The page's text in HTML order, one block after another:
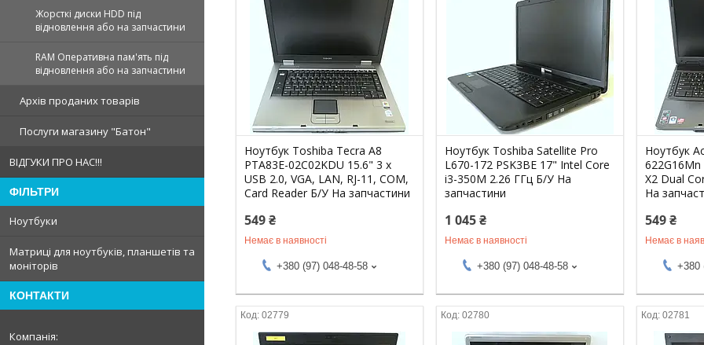
Жорсткі диски HDD під
відновлення або на запчастини
RAM Оперативна пам'ять під
відновлення або на запчастини
Архів проданих товарів
Послуги магазину "Батон"
ВІДГУКИ ПРО НАС!!!
ФІЛЬТРИ
Ноутбуки
Матриці для ноутбуків, планшетів та
моніторів
КОНТАКТИ
Ноутбук Toshiba Tecra A8
PTA83E-02C02KDU 15.6" 3 x
USB 2.0, VGA, LAN, RJ-11, COM,
Card Reader Б/У На запчастини
549 ₴
Немає в наявності
+380 (97) 048-48-58
Ноутбук Toshiba Satellite Pro
L670-172 PSK3BE 17" Intel Core
i3-350M 2.26 ГГц Б/У На
запчастини
1 045 ₴
Немає в наявності
+380 (97) 048-48-58
Ноутбук
X2 Dual
На
549 ₴
Немає в
+380
02779 02780 02781